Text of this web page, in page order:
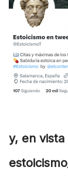
y, en